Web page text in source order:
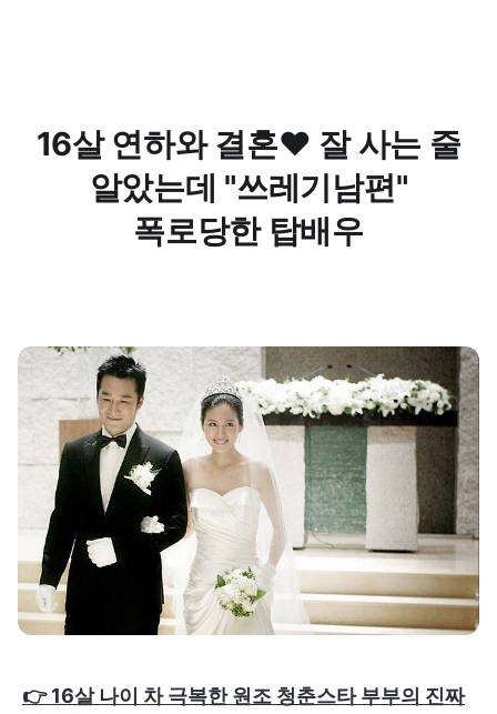
16살 연하와 결혼❤ 잘 사는 줄
알았는데 "쓰레기남편"
폭로당한 탑배우
👉 16살 나이 차 극복한 원조 청춘스타 부부의 진짜